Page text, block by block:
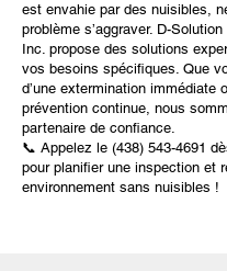
est envahie par des nuisibles,
problème s’aggraver. D-
Inc. propose des solutions
vos besoins spécifiques. Que
d’une extermination immédiate
prévention continue, nous
partenaire de confiance.
📞 Appelez le (438) 543-4691
pour planifier une inspection et
environnement sans nuisibles !